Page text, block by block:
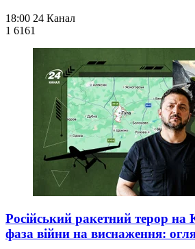
18:00 24 Канал
1 6161
Російський ракетний терор на
фаза війни на виснаження: